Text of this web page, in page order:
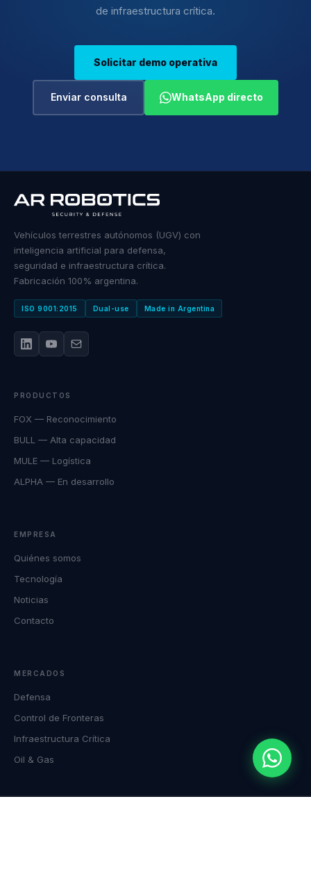
de infraestructura crítica.
Solicitar demo operativa
Enviar consulta WhatsApp directo
Vehículos terrestres autónomos (UGV) con
inteligencia artificial para defensa,
seguridad e infraestructura crítica.
Fabricación 100% argentina.
ISO 9001:2015 Dual-use Made in Argentina
PRODUCTOS
FOX — Reconocimiento
BULL — Alta capacidad
MULE — Logística
ALPHA — En desarrollo
EMPRESA
Quiénes somos
Tecnología
Noticias
Contacto
MERCADOS
Defensa
Control de Fronteras
Infraestructura Crítica
Oil & Gas